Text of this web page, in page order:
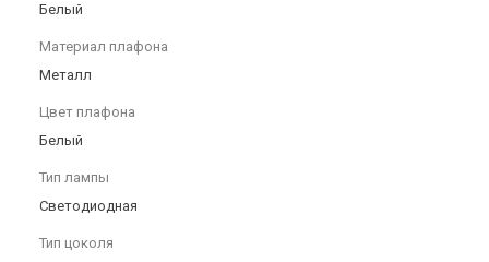
Белый
Материал плафона
Металл
Цвет плафона
Белый
Тип лампы
Светодиодная
Тип цоколя